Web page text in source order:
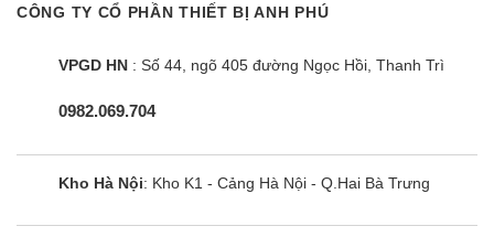
CÔNG TY CỔ PHẦN THIẾT BỊ ANH PHÚ
VPGD HN : Số 44, ngõ 405 đường Ngọc Hồi, Thanh Trì
0982.069.704
Kho Hà Nội: Kho K1 - Cảng Hà Nội - Q.Hai Bà Trưng